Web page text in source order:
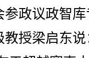
政议政智库
授梁启东说